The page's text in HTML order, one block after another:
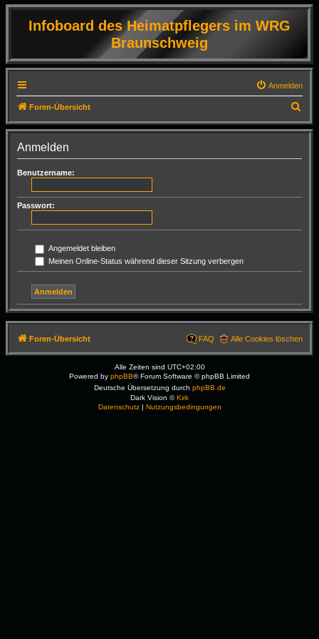
Infoboard des Heimatpflegers im WRG
Braunschweig
Anmelden
Foren-Übersicht
u
Anmelden
Benutzername:
Passwort:
Angemeldet bleiben
Meinen Online-Status während dieser Sitzung verbergen
Foren-Übersicht Alle Cookies löschen
FAQ
Alle Zeiten sind UTC+02:00
Powered by phpBB® Forum Software © phpBB Limited
Deutsche Übersetzung durch phpBB.de
Dark Vision ©Kirk
Datenschutz| Nutzungsbedingungen